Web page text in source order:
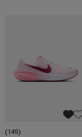
(145)